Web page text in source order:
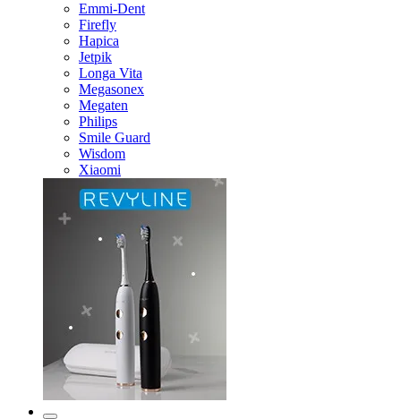
Emmi-Dent
Firefly
Hapica
Jetpik
Longa Vita
Megasonex
Megaten
Philips
Smile Guard
Wisdom
Xiaomi